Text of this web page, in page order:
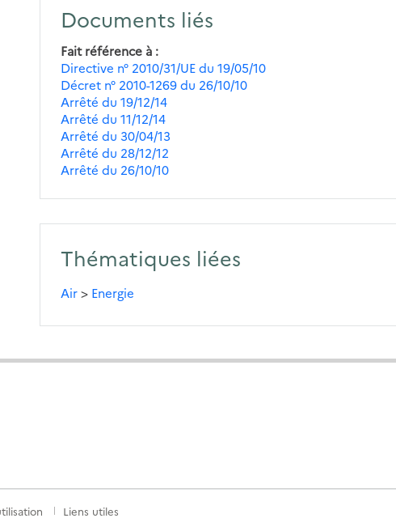
Documents liés
Fait référence à
Directive n° 2010/31/UE du 19/05/10
Décret n° 2010-1269 du 26/10/10
Arrêté du 19/12/14
Arrêté du 11/12/14
Arrêté du 30/04/13
Arrêté du 28/12/12
Arrêté du 26/10/10
Thématiques liées
Air> Energie
Liens utiles